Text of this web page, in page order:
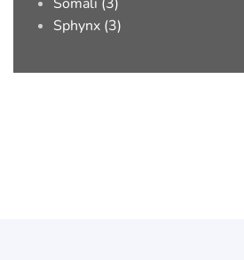
Somali (3)
Sphynx (3)